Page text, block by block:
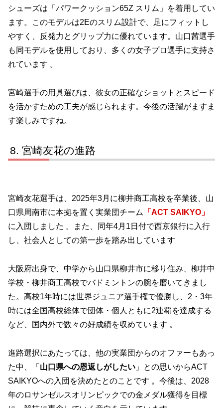
シューズは「パワークッション65Z スリム」を着用してい
ます。​このモデルは2Eのスリム設計で、足にフィットし
やすく、反発力とグリップ力に優れています。​山口茜選手
も同モデルを使用しており、多くの女子プロ選手に支持さ
れています 。​
宮崎選手の用具選びは、彼女の正確なショットとスピード
を活かすための工夫が感じられます。​今後の活躍がますま
す楽しみですね。​
宮崎友花の進路
宮崎友花選手は、2025年3月に柳井商工高校を卒業後、山
口県周南市に本拠を置く実業団チーム
「ACT SAIKYO」
に入団しました 。​また、同年4月1日付で西京銀行に入行
し、社会人としての第一歩を踏み出しています
大阪府出身で、中学から山口県柳井市に移り住み、柳井中
学校・柳井商工高校でバドミントンの腕を磨いてきまし
た。​高校1年時には世界ジュニア選手権で優勝し、2・3年
時には全国高校総体で団体・個人ともに2連覇を達成する
など、国内外で数々の好成績を収めています 。​
進路選択にあたっては、他の実業団からのオファーもあっ
た中、「 山口県への恩返しがしたい 」との思いからACT
SAIKYOへの入団を決めたとのことです 。​今後は、2028
年のロサンゼルスオリンピックでの金メダル獲得を目標